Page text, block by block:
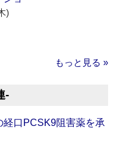
)
もっと見る »
‐
経口PCSK9阻害薬を承